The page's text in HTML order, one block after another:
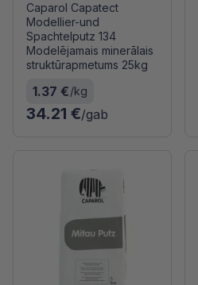
Caparol Capatect
Modellier-und
Spachtelputz 134
Modelējamais minerālais
struktūrapmetums 25kg
1.37 €/kg
34.21 €/gab